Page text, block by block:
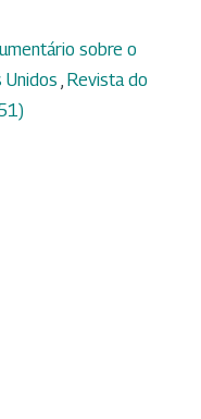
sobre o
, Revista do